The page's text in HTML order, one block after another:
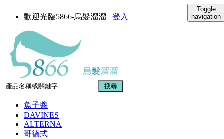
歡迎光臨5866-烏髮溜溜 登入
Toggle
navigation
魚子醬
DAVINES
ALTERNA
哥德式